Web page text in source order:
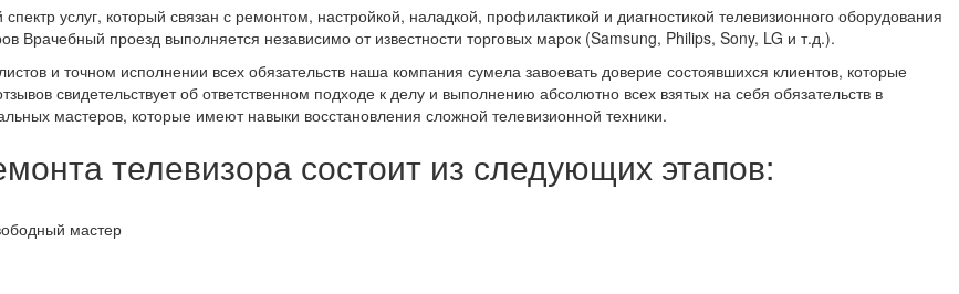
услуг, который связан с ремонтом, настройкой, наладкой, профилактикой и диагностикой телевизионного оборудования
Врачебный проезд выполняется независимо от известности торговых марок (Samsung, Philips, Sony, LG и т.д.).
и точном исполнении всех обязательств наша компания сумела завоевать доверие состоявшихся клиентов, которые
свидетельствует об ответственном подходе к делу и выполнению абсолютно всех взятых на себя обязательств в
мастеров, которые имеют навыки восстановления сложной телевизионной техники.
телевизора состоит из следующих этапов:
мастер